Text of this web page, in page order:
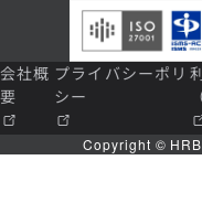
会社概
要
プライバシーポリ
シー
Copyright ©